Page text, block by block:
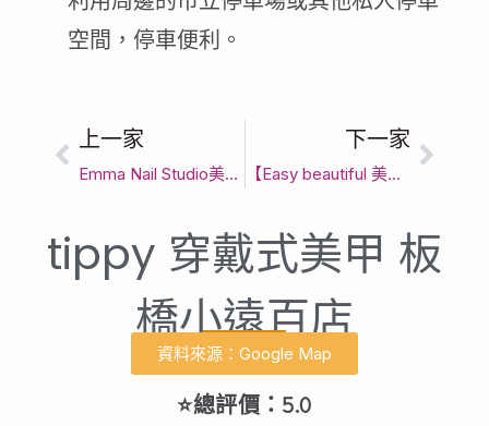
空間，停車便利。
上一家
Emma Nail Studio美甲工作室預約制｜新北市精緻做指甲首選｜客製化美甲款式與頂級光療指甲服務
下一家
【Easy beautiful 美的工作室】｜新北市過年美甲｜PTT爆推精緻美甲造型
tippy 穿戴式美甲 板
橋小遠百店
資料來源：Google Map
⭐總評價：5.0